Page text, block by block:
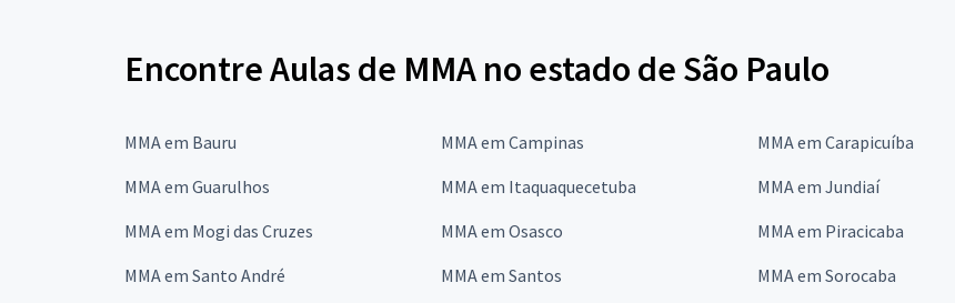
Encontre Aulas de MMA no estado de São Paulo
MMA em Bauru MMA em Campinas MMA em Carapicuíba
MMA em Guarulhos
MMA em Itaquaquecetuba MMA em Jundiaí
MMA em Mogi das Cruzes
MMA em Osasco MMA em Piracicaba
MMA em Santo André
MMA em Santos MMA em Sorocaba